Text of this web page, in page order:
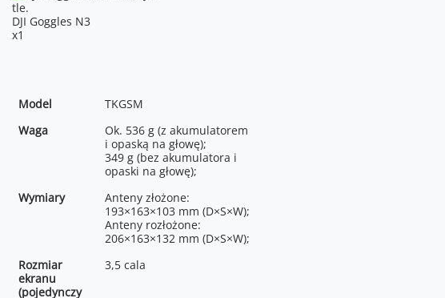
DJI Goggles N3
x1
Model
TKGSM
Waga
Ok. 536 g (z akumulatorem
i opaską na głowę);
349 g (bez akumulatora i
opaski na głowę);
Wymiary
Anteny złożone:
193×163×103 mm (D×S×W);
Anteny rozłożone:
206×163×132 mm (D×S×W);
Rozmiar
ekranu
(pojedynczy
3,5 cala